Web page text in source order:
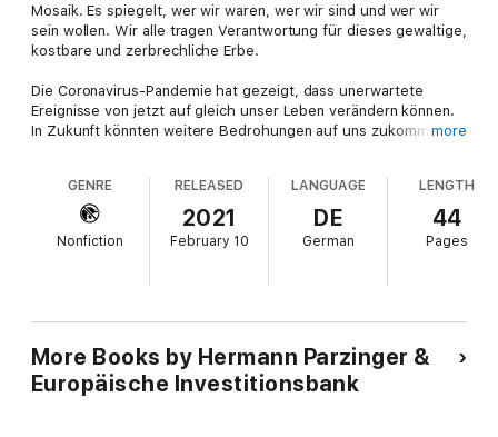
Mosaik. Es spiegelt, wer wir waren, wer wir sind und wer wir
sein wollen. Wir alle tragen Verantwortung für dieses gewaltige,
kostbare und zerbrechliche Erbe.
Die Coronavirus-Pandemie hat gezeigt, dass unerwartete
Ereignisse von jetzt auf gleich unser Leben verändern können.
In Zukunft könnten weitere Bedrohungen auf uns zukommen,
Wettbewerbsfähigkeit gefährden. Deshalb müssen wir die
europäische Idee neu denken und auf eine neue Grundlage
stellen. Wir brauchen innovative, mutige Lösungen für eine
bessere und nachhaltigere Zukunft. Nur dann kann Europa sein
Wirtschaft und Umwelt.
Prof. Dr. Hermann Parzinger ist Archäologe, Historiker und
more
GENRE
Nonfiction
RELEASED
2021
February 10
LANGUAGE
DE
German
LENGTH
44
Pages
More Books by Hermann Parzinger &
Europäische Investitionsbank